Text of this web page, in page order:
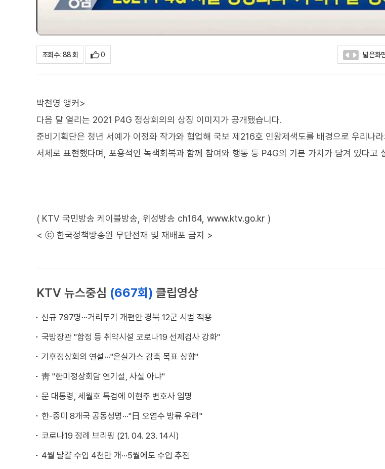
조회수 : 88 회 0 넓은화
박천영 앵커>
다음 달 열리는 2021 P4G 정상회의의 상징 이미지가 공개됐습니다.
준비기획단은 청년 서예가 이정화 작가와 협업해 국보 제216호 인왕제색도를 배경으로 우리나
서체로 표현했다며, 포용적인 녹색회복과 함께 참여와 행동 등 P4G의 기본 가치가 담겨 있다고
( KTV 국민방송 케이블방송, 위성방송 ch164, www.ktv.go.kr )
< ⓒ 한국정책방송원 무단전재 및 재배포 금지 >
KTV 뉴스중심 (667회) 클립영상
신규 797명···거리두기 개편안 경북 12군 시범 적용
국방장관 "함정 등 취약시설 코로나19 선제검사 강화"
기후정상회의 연설···"온실가스 감축 목표 상향"
靑 "한미정상회담 연기설, 사실 아냐"
문 대통령, 세월호 특검에 이현주 변호사 임명
한-중미 8개국 공동성명···"日 오염수 방류 우려"
코로나19 정례 브리핑 (21. 04. 23. 14시)
4월 달걀 수입 4천만 개···5월에도 수입 추진